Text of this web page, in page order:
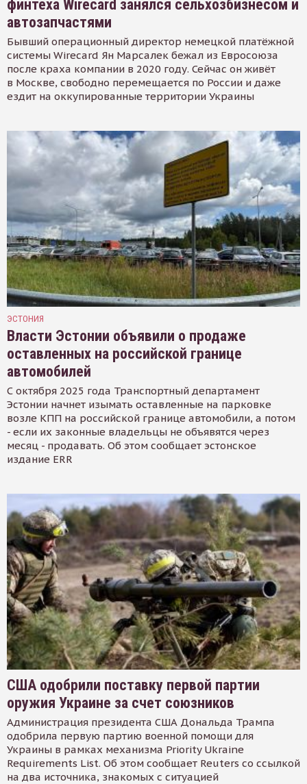
финтеха Wirecard занялся сельхозбизнесом и
автозапчастями
Бывший операционный директор немецкой платёжной
системы Wirecard Ян Марсалек бежал из Евросоюза
после краха компании в 2020 году. Сейчас он живёт
в Москве, свободно перемещается по России и даже
ездит на оккупированные территории Украины
ЭСТОНИЯ
Власти Эстонии объявили о продаже
оставленных на российской границе
автомобилей
С октября 2025 года Транспортный департамент
Эстонии начнет изымать оставленные на парковке
возле КПП на российской границе автомобили, а потом
- если их законные владельцы не объявятся через
месяц - продавать. Об этом сообщает эстонское
издание ERR
США одобрили поставку первой партии
оружия Украине за счет союзников
Администрация президента США Дональда Трампа
одобрила первую партию военной помощи для
Украины в рамках механизма Priority Ukraine
Requirements List. Об этом сообщает Reuters со ссылкой
на два источника, знакомых с ситуацией